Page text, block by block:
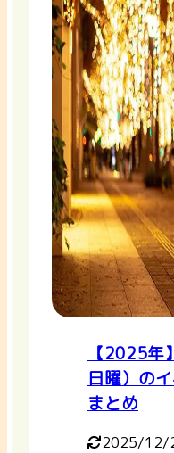
【2025年
日曜）の
まとめ
2025/12/